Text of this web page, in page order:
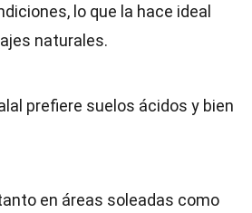
lo que la hace ideal
naturales.
prefiere suelos ácidos y bien
en áreas soleadas como